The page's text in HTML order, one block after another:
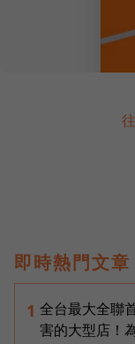
即時熱門文章
1 全台最大全聯
害的大型店！